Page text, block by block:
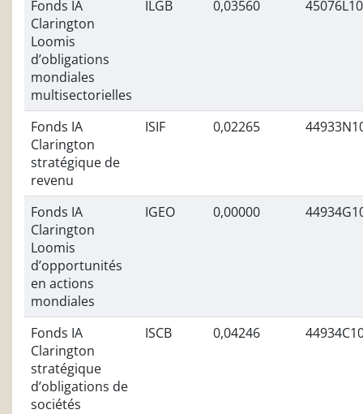
Fonds IA
Clarington
Loomis
d’obligations
mondiales
multisectorielles
ILGB 0,03560
Fonds IA
Clarington
stratégique de
revenu
ISIF 0,02265
Fonds IA
Clarington
Loomis
d’opportunités
en actions
mondiales
IGEO 0,00000
Fonds IA
Clarington
stratégique
d’obligations de
sociétés
ISCB 0,04246